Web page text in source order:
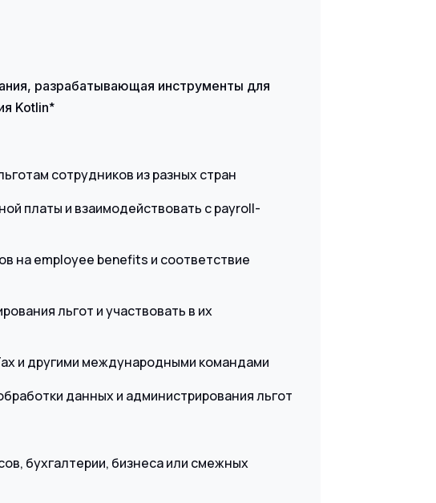
разрабатывающая инструменты для
Kotlin*
сотрудников из разных стран
платы и взаимодействовать с payroll-
на employee benefits и соответствие
льгот и участвовать в их
и другими международными командами
данных и администрирования льгот
бухгалтерии, бизнеса или смежных